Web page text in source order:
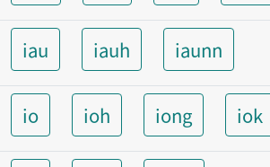
iau iauh iaunn
io ioh iong iok